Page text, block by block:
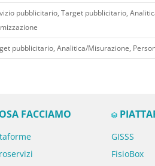
pubblicitario, Target pubblicitario,
pubblicitario, Analitica/Misurazione,
FACCIAMO
GISSS
FisioBox